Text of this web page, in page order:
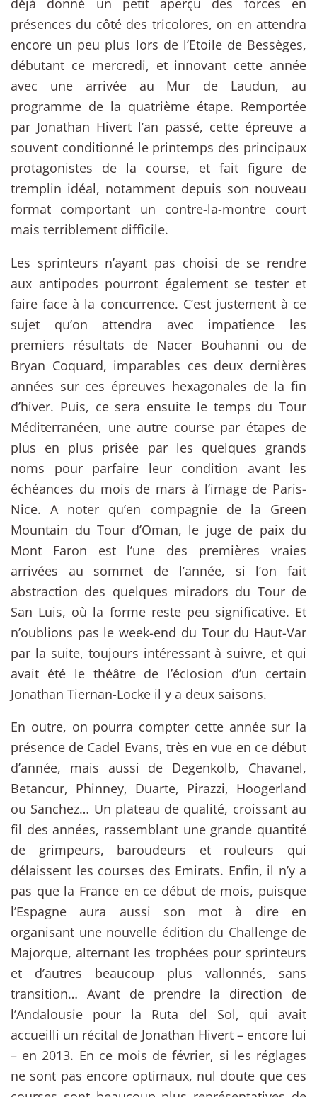
déjà donné un petit aperçu des forces en
présences du côté des tricolores, on en attendra
encore un peu plus lors de l’Etoile de Bessèges,
débutant ce mercredi, et innovant cette année
avec une arrivée au Mur de Laudun, au
programme de la quatrième étape. Remportée
par Jonathan Hivert l’an passé, cette épreuve a
souvent conditionné le printemps des principaux
protagonistes de la course, et fait figure de
tremplin idéal, notamment depuis son nouveau
format comportant un contre-la-montre court
mais terriblement difficile.
Les sprinteurs n’ayant pas choisi de se rendre
aux antipodes pourront également se tester et
faire face à la concurrence. C’est justement à ce
sujet qu’on attendra avec impatience les
premiers résultats de Nacer Bouhanni ou de
Bryan Coquard, imparables ces deux dernières
années sur ces épreuves hexagonales de la fin
d’hiver. Puis, ce sera ensuite le temps du Tour
Méditerranéen, une autre course par étapes de
plus en plus prisée par les quelques grands
noms pour parfaire leur condition avant les
échéances du mois de mars à l’image de Paris-
Nice. A noter qu’en compagnie de la Green
Mountain du Tour d’Oman, le juge de paix du
Mont Faron est l’une des premières vraies
arrivées au sommet de l’année, si l’on fait
abstraction des quelques miradors du Tour de
San Luis, où la forme reste peu significative. Et
n’oublions pas le week-end du Tour du Haut-Var
par la suite, toujours intéressant à suivre, et qui
avait été le théâtre de l’éclosion d’un certain
Jonathan Tiernan-Locke il y a deux saisons.
En outre, on pourra compter cette année sur la
présence de Cadel Evans, très en vue en ce début
d’année, mais aussi de Degenkolb, Chavanel,
Betancur, Phinney, Duarte, Pirazzi, Hoogerland
ou Sanchez… Un plateau de qualité, croissant au
fil des années, rassemblant une grande quantité
de grimpeurs, baroudeurs et rouleurs qui
délaissent les courses des Emirats. Enfin, il n’y a
pas que la France en ce début de mois, puisque
l’Espagne aura aussi son mot à dire en
organisant une nouvelle édition du Challenge de
Majorque, alternant les trophées pour sprinteurs
et d’autres beaucoup plus vallonnés, sans
transition… Avant de prendre la direction de
l’Andalousie pour la Ruta del Sol, qui avait
accueilli un récital de Jonathan Hivert – encore lui
– en 2013. En ce mois de février, si les réglages
ne sont pas encore optimaux, nul doute que ces